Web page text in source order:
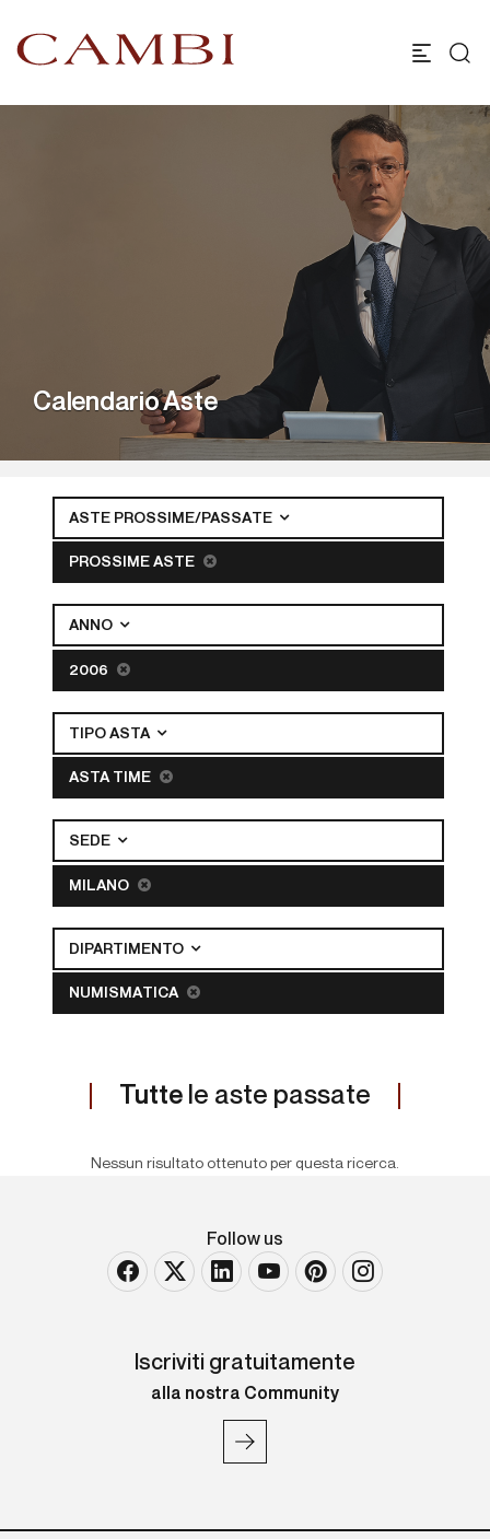
Calendario Aste
ASTE PROSSIME/PASSATE
PROSSIME ASTE
ANNO
2006
TIPO ASTA
ASTA TIME
SEDE
MILANO
DIPARTIMENTO
NUMISMATICA
Tutte le aste passate
Nessun risultato ottenuto per questa ricerca.
Follow us
Iscriviti gratuitamente
alla nostra Community